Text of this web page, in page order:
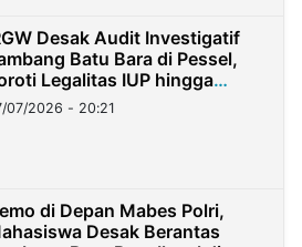
Desak Audit Investigatif
Batu Bara di Pessel,
Legalitas IUP hingga
07/2026 - 20:21
di Depan Mabes Polri,
Desak Berantas